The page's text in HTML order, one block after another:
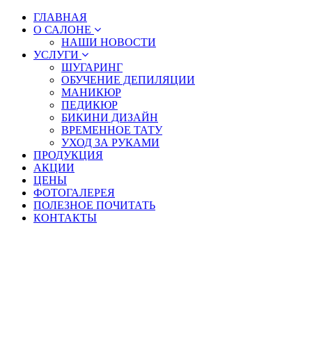
ГЛАВНАЯ
О САЛОНЕ
НАШИ НОВОСТИ
УСЛУГИ
ШУГАРИНГ
ОБУЧЕНИЕ ДЕПИЛЯЦИИ
МАНИКЮР
ПЕДИКЮР
БИКИНИ ДИЗАЙН
ВРЕМЕННОЕ ТАТУ
УХОД ЗА РУКАМИ
ПРОДУКЦИЯ
АКЦИИ
ЦЕНЫ
ФОТОГАЛЕРЕЯ
ПОЛЕЗНОЕ ПОЧИТАТЬ
КОНТАКТЫ